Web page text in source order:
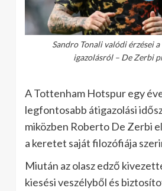
Sandro Tonali valódi érzései
igazolásról – De Zerbi
A Tottenham Hotspur egy
legfontosabb átigazolási
miközben Roberto De Zerbi
a keretet saját filozófiája
Miután az olasz edző
kiesési veszélyből és